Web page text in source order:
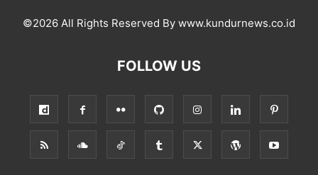
©2026 All Rights Reserved By www.kundurnews.co.id
FOLLOW US